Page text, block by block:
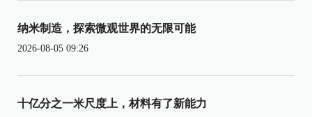
纳米制造，探索微观世界的无限可能
2026-08-05 09:26
十亿分之一米尺度上，材料有了新能力